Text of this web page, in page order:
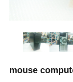
mouse